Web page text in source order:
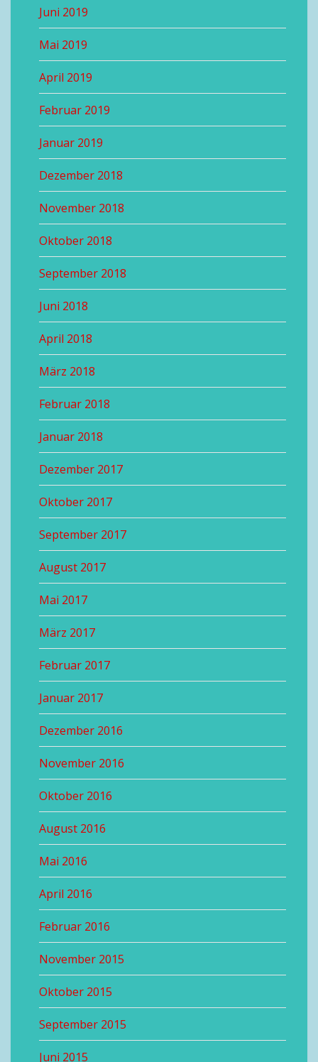
Juni 2019
Mai 2019
April 2019
Februar 2019
Januar 2019
Dezember 2018
November 2018
Oktober 2018
September 2018
Juni 2018
April 2018
März 2018
Februar 2018
Januar 2018
Dezember 2017
Oktober 2017
September 2017
August 2017
Mai 2017
März 2017
Februar 2017
Januar 2017
Dezember 2016
November 2016
Oktober 2016
August 2016
Mai 2016
April 2016
Februar 2016
November 2015
Oktober 2015
September 2015
Juni 2015